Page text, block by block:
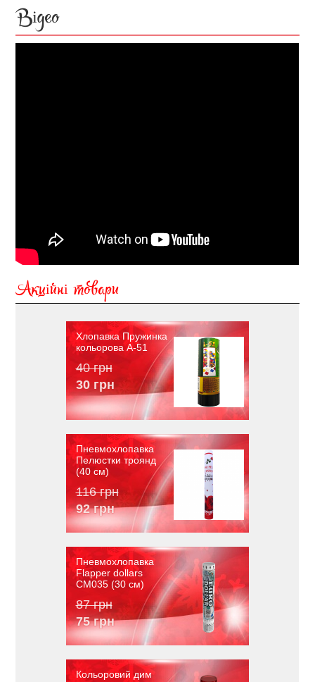
Відео
Акційні товари
Хлопавка Пружинка
кольорова A-51
40 грн
30 грн
Пневмохлопавка
Пелюстки троянд
(40 см)
116 грн
92 грн
Пневмохлопавка
Flapper dollars
CM035 (30 см)
87 грн
75 грн
Кольоровий дим